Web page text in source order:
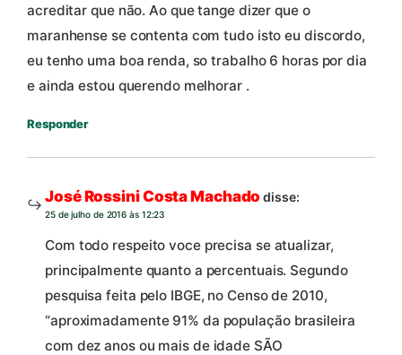
acreditar que não. Ao que tange dizer que o
maranhense se contenta com tudo isto eu discordo,
eu tenho uma boa renda, so trabalho 6 horas por dia
e ainda estou querendo melhorar .
Responder
José Rossini Costa Machado disse:
25 de julho de 2016 às 12:23
Com todo respeito voce precisa se atualizar,
principalmente quanto a percentuais. Segundo
pesquisa feita pelo IBGE, no Censo de 2010,
“aproximadamente 91% da população brasileira
com dez anos ou mais de idade SÃO